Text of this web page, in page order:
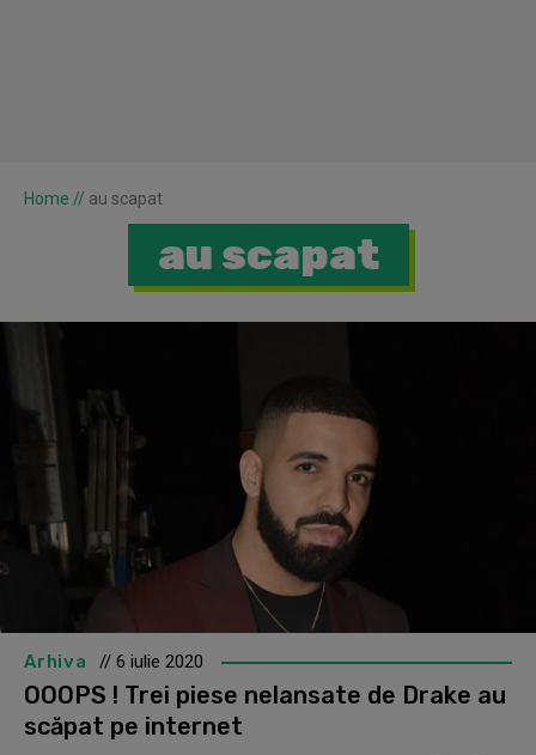
Home // au scapat
au scapat
Arhiva // 6 iulie 2020
OOOPS ! Trei piese nelansate de Drake au
scăpat pe internet